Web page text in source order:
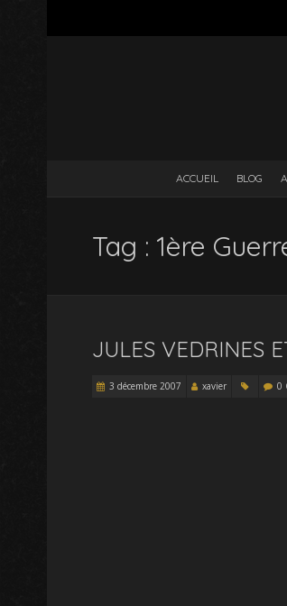
ACCUEIL BLOG
Tag : 1ère
JULES VEDRINES
3 décembre 2007 xavier 0